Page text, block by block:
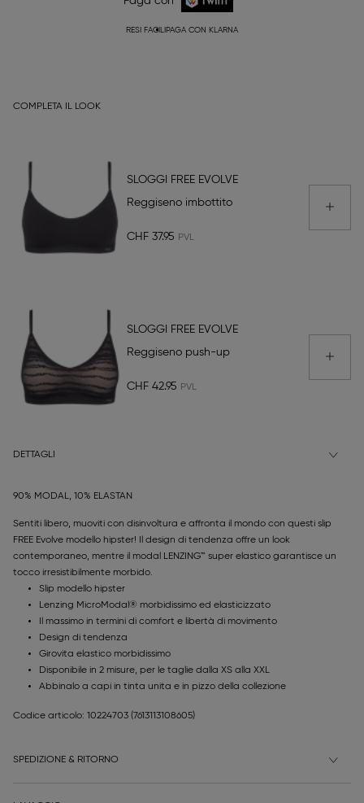
RESI FACILI PAGA CON KLARNA
COMPLETA IL LOOK
SLOGGI FREE EVOLVE
Reggiseno imbottito
CHF 37.95
SLOGGI FREE EVOLVE
Reggiseno push-up
CHF 42.95
DETTAGLI
90% MODAL, 10% ELASTAN
Sentiti libero, muoviti con disinvoltura e affronta il mondo con questi slip
FREE Evolve modello hipster! Il design di tendenza offre un look
contemporaneo, mentre il modal LENZING™ super elastico garantisce un
tocco irresistibilmente morbido.
Slip modello hipster
Lenzing MicroModal® morbidissimo ed elasticizzato
Il massimo in termini di comfort e libertà di movimento
Design di tendenza
Girovita elastico morbidissimo
Disponibile in 2 misure, per le taglie dalla XS alla XXL
Abbinalo a capi in tinta unita e in pizzo della collezione
Codice articolo: 10224703 (7613113108605)
SPEDIZIONE & RITORNO